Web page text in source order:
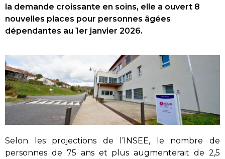
la demande croissante en soins, elle a ouvert 8
nouvelles places pour personnes âgées
dépendantes au 1er janvier 2026.
Selon les projections de l’INSEE, le nombre de
personnes de 75 ans et plus augmenterait de 2,5